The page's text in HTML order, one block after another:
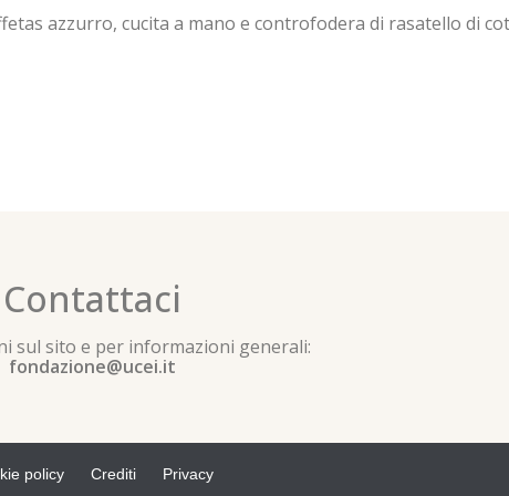
azzurro, cucita a mano e controfodera di rasatello di
Contattaci
sul sito e per informazioni generali:
fondazione@ucei.it
policy Crediti Privacy